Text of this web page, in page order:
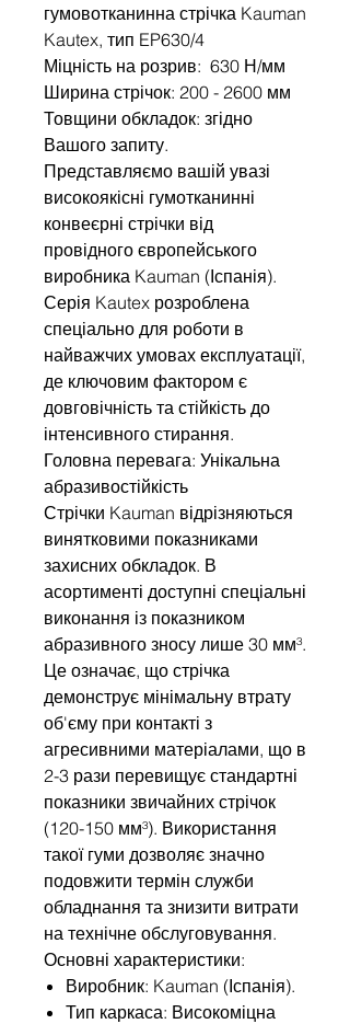
гумовотканинна стрічка Kauman
Kautex, тип EP630/4
Міцність на розрив: 630 Н/мм
Ширина стрічок: 200 - 2600 мм
Товщини обкладок: згідно
Вашого запиту.
Представляємо вашій увазі
високоякісні гумотканинні
конвеєрні стрічки від
провідного європейського
виробника Kauman (Іспанія).
Серія Kautex розроблена
спеціально для роботи в
найважчих умовах експлуатації,
де ключовим фактором є
довговічність та стійкість до
інтенсивного стирання.
Головна перевага: Унікальна
абразивостійкість
Стрічки Kauman відрізняються
винятковими показниками
захисних обкладок. В
асортименті доступні спеціальні
виконання із показником
абразивного зносу лише 30 мм³.
Це означає, що стрічка
демонструє мінімальну втрату
об'єму при контакті з
агресивними матеріалами, що в
2-3 рази перевищує стандартні
показники звичайних стрічок
(120-150 мм³). Використання
такої гуми дозволяє значно
подовжити термін служби
обладнання та знизити витрати
на технічне обслуговування.
Основні характеристики:
Виробник: Kauman (Іспанія).
Тип каркаса: Високоміцна